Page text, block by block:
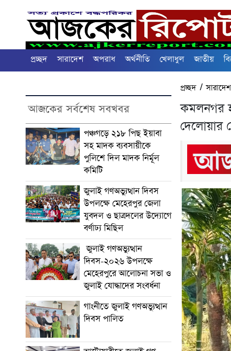
প্রচ্ছদ সারাদেশ অপরাধ অর্থনীতি খেলাধুল জাতীয়
আজকের সর্বশেষ সবখবর
পঞ্চগড়ে ২১৮ পিছ ইয়াবা
সহ মাদক ব্যবসায়ীকে
পুলিশে দিল মাদক নির্মূল
কমিটি
জুলাই গণঅভ্যুত্থান দিবস
উপলক্ষে মেহেরপুর জেলা
যুবদল ও ছাত্রদলের উদ্যোগে
বর্ণাঢ্য মিছিল
জুলাই গণঅভ্যুত্থান
দিবস-২০২৬ উপলক্ষে
মেহেরপুরে আলোচনা সভা ও
জুলাই যোদ্ধাদের সংবর্ধনা
গাংনীতে জুলাই গণঅভ্যুত্থান
দিবস পালিত
প্রচ্ছদ/সারাদেশ
কমলনগর
দেলোয়ার